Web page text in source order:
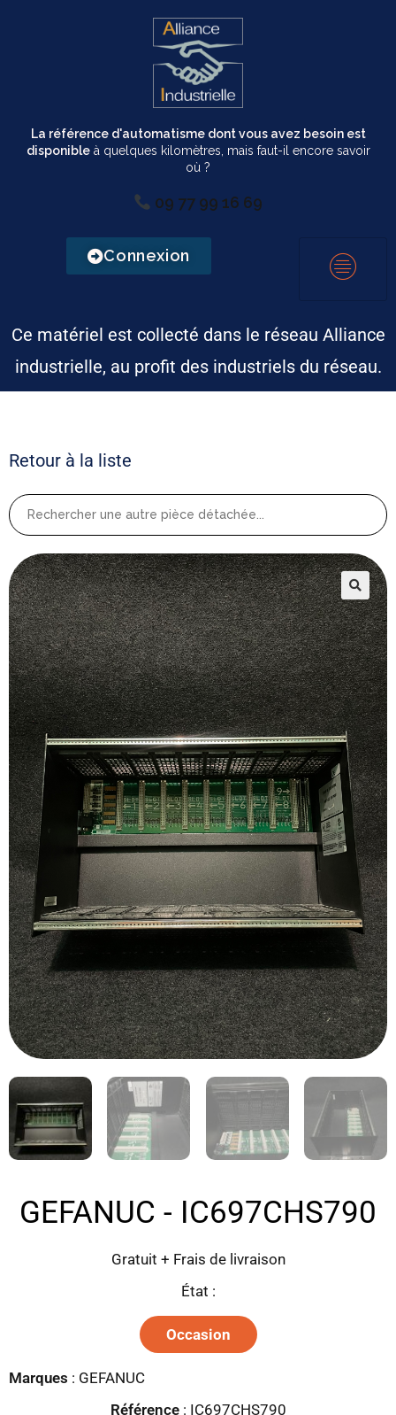
La référence d'automatisme dont vous avez besoin est
disponibleà quelques kilomètres, mais faut-il encore savoir
où ?
09 77 99 16 69
Connexion
Ce matériel est collecté dans le réseau Alliance
industrielle, au profit des industriels du réseau.
Retour à la liste
GEFANUC - IC697CHS790
Gratuit + Frais de livraison
État :
Occasion
Marques : GEFANUC
Référence: IC697CHS790